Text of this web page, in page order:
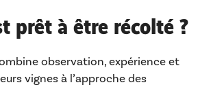
prêt à être récolté ?
observation, expérience et
vignes à l’approche des